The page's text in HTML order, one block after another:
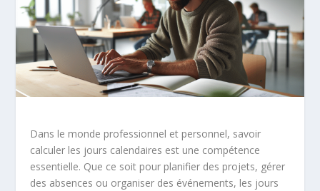
Dans le monde professionnel et personnel, savoir
calculer les jours calendaires est une compétence
essentielle. Que ce soit pour planifier des projets, gérer
des absences ou organiser des événements, les jours